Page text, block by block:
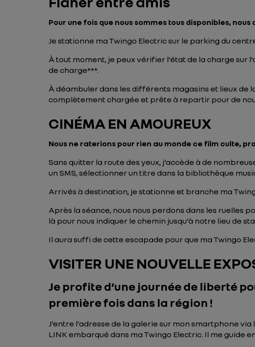
Pour une fois que nous sommes tous disponibles,
Je stationne ma Twingo Electric sur le parking du
À tout moment, je peux vérifier l’état de la charge sur
de charge***.
À déambuler dans les différents magasins et lieux de
complètement chargée et prête à repartir pour de
CINÉMA EN AMOUREUX
Nous ne raterions pour rien au monde ce film culte,
Sans quitter la route des yeux, j’accède à de
un SMS, sélectionner un titre dans la bibliothèque
Arrivés à destination, je stationne et branche ma
Après la séance, nous nous perdons dans les ruelles
là pour nous indiquer le chemin jusqu’à notre lieu de
Il aura suffi de cette escapade pour que ma Twingo
VISITER UNE NOUVELLE
Je profite d’une journée de liberté
première fois dans la région !
J’entre l’adresse de la galerie sur mon smartphone
LINK embarqué dans ma Twingo Electric. Il me guide